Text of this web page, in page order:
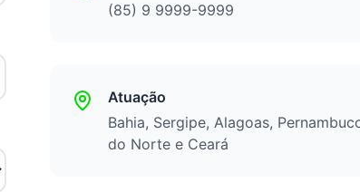
(85) 9 9999-9999
Atuação
Bahia, Sergipe, Alagoas,
do Norte e Ceará